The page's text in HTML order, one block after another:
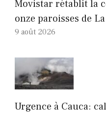
Movistar rétablit la
onze paroisses de
9 août 2026
Urgence à Cauca: